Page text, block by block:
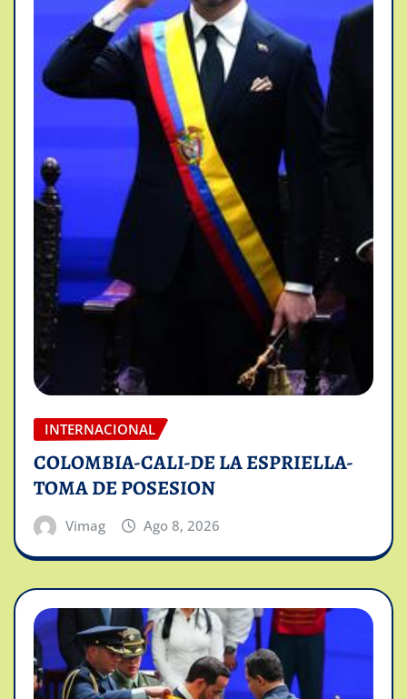
INTERNACIONAL
COLOMBIA-CALI-DE LA ESPRIELLA-
TOMA DE POSESION
Vimag Ago 8, 2026